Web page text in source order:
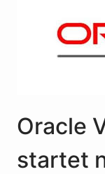
Oracle
startet